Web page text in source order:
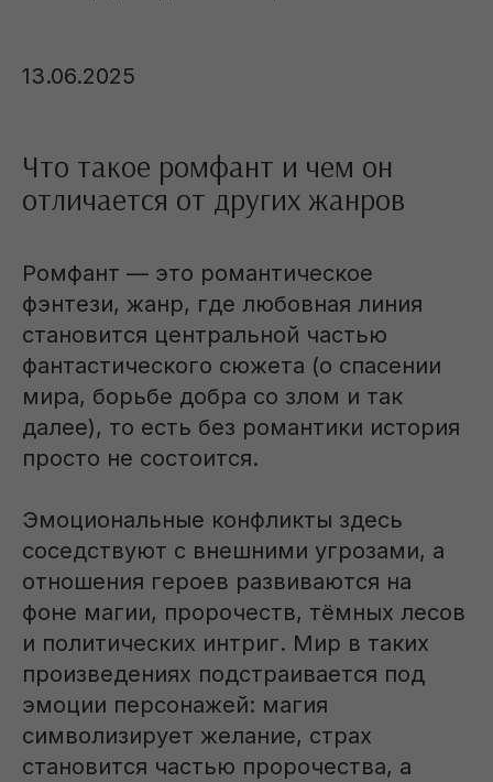
13.06.2025
Что такое ромфант и чем он
отличается от других жанров
Ромфант — это романтическое
фэнтези, жанр, где любовная линия
становится центральной частью
фантастического сюжета (о спасении
мира, борьбе добра со злом и так
далее), то есть без романтики история
просто не состоится.
Эмоциональные конфликты здесь
соседствуют с внешними угрозами, а
отношения героев развиваются на
фоне магии, пророчеств, тёмных лесов
и политических интриг. Мир в таких
произведениях подстраивается под
эмоции персонажей: магия
символизирует желание, страх
становится частью пророчества, а